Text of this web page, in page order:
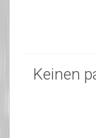
Keinen